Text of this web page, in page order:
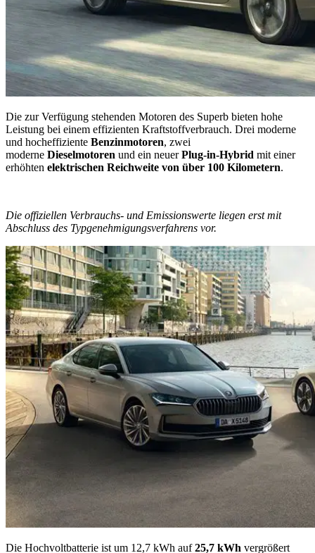
Die zur Verfügung stehenden Motoren des Superb bieten hohe
Leistung bei einem effizienten Kraftstoffverbrauch. Drei moderne
und hocheffiziente Benzinmotoren, zwei
moderne Dieselmotoren und ein neuerPlug-in-Hybrid mit einer
erhöhten elektrischen Reichweite von über 100 Kilometern.
Die offiziellen Verbrauchs- und Emissionswerte liegen erst mit
Abschluss des Typgenehmigungsverfahrens vor.
Die Hochvoltbatterie ist um 12,7 kWh auf25,7 kWh vergrößert